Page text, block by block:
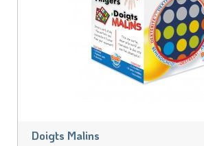
Doigts Malins